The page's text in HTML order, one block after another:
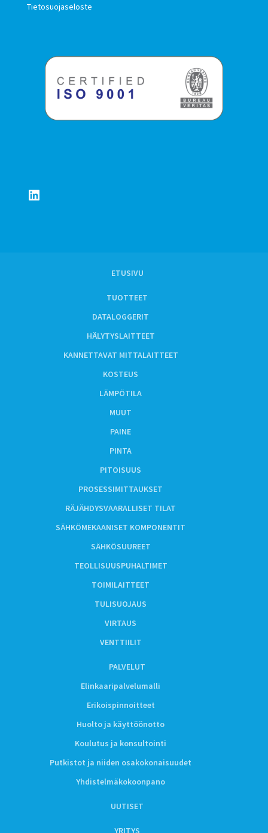
Tietosuojaseloste
LinkedIn
ETUSIVU
TUOTTEET
DATALOGGERIT
HÄLYTYSLAITTEET
KANNETTAVAT MITTALAITTEET
KOSTEUS
LÄMPÖTILA
MUUT
PAINE
PINTA
PITOISUUS
PROSESSIMITTAUKSET
RÄJÄHDYSVAARALLISET TILAT
SÄHKÖMEKAANISET KOMPONENTIT
SÄHKÖSUUREET
TEOLLISUUSPUHALTIMET
TOIMILAITTEET
TULISUOJAUS
VIRTAUS
VENTTIILIT
PALVELUT
Elinkaaripalvelumalli
Erikoispinnoitteet
Huolto ja käyttöönotto
Koulutus ja konsultointi
Putkistot ja niiden osakokonaisuudet
Yhdistelmäkokoonpano
UUTISET